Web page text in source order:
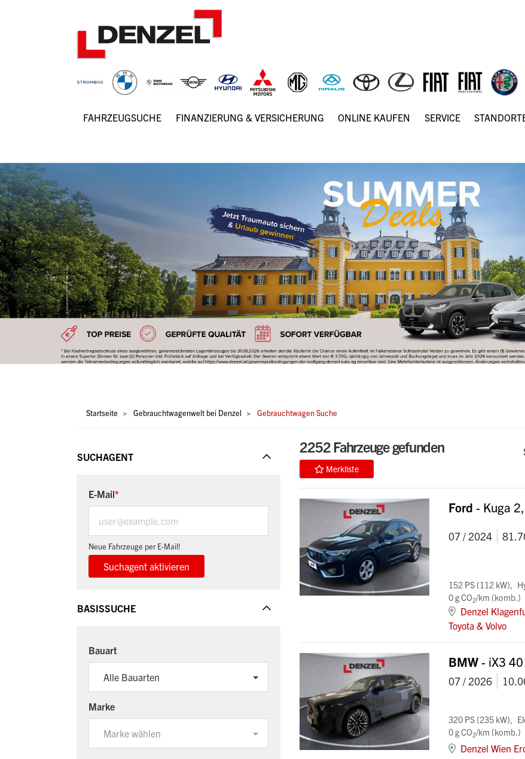
Hauptnavigation
FAHRZEUGSUCHE FINANZIERUNG & VERSICHERUNG ONLINE KAUFEN SERVICE
Pfadnavigation
Startseite Gebrauchtwagenwelt bei Denzel Gebrauchtwagen Suche
SUCHAGENT
E-Mail
Neue Fahrzeuge per E-Mail!
BASISSUCHE
Bauart
Alle Bauarten
Marke
Marke wählen
2252Fahrzeuge gefunden
Merkliste
Ford - Kuga
07 / 2024
152 PS (112 kW)
0 g CO2/km (komb.)
Denzel
Toyota & Volvo
BMW- iX3 40
07 / 2026
320 PS (235 kW)
0 g CO2/km (komb.)
Denzel Wien